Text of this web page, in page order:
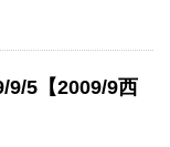
9/5【2009/9西